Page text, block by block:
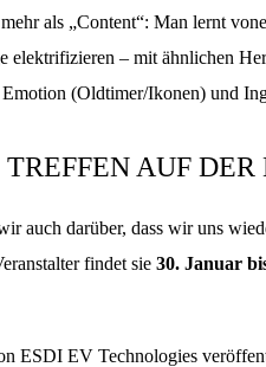
als „Content“: Man lernt
elektrifizieren – mit ähnlichen
(Oldtimer/Ikonen) und
AUF
auch darüber, dass wir uns
findet sie 30. Januar
ESDI EV Technologies